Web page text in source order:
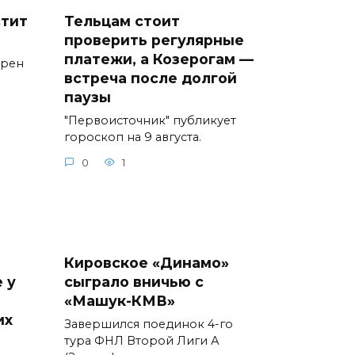
Тельцам стоит
проверить регулярные
платежи, а Козерогам —
встреча после долгой
паузы
"Первоисточник" публикует
гороскоп на 9 августа.
0 1
у
Кировское «Динамо»
сыграло вничью с
«Машук-КМВ»
Завершился поединок 4-го
тура ФНЛ Второй Лиги А